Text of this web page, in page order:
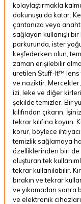
kolaylaştırmakla
dokunuşu da katar.
çantanıza veya
sağlayan kullanışlı
parkurunda, ister
keşfederken olun,
zaman erişilebilir
üretilen Stuff-It™ lens
ve naziktir.
izi, leke ve diğer
şekilde temizler. Bir
kılıfından çıkarın.
tekrar kılıfına koyun.
korur, böylece
temizlik sağlamaya
özelliklerinden biri de
oluşturan tek
tekrar kullanılabilir.
bırakın ve tekrar
ve yıkamadan sonra
ve elektronik